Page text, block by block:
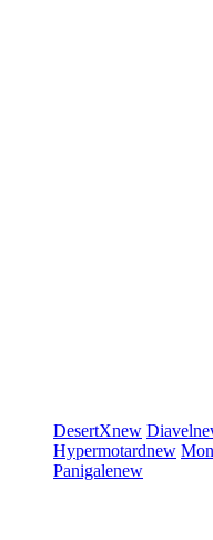
DesertXnew Diavel
Hypermotardnew
Panigalenew